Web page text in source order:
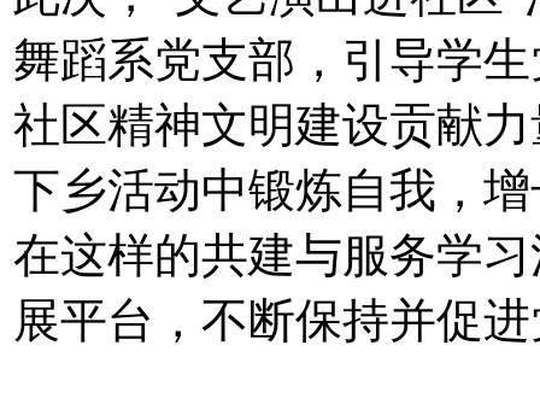
舞蹈系党支部，引导学
社区精神文明建设贡献
下乡活动中锻炼自我，
在这样的共建与服务学
展平台，不断保持并促